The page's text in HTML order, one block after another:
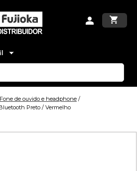
Fone de ouvido e headphone
Preto / Vermelho